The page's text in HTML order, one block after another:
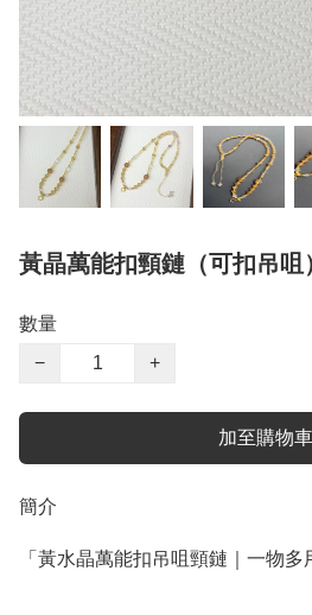
黃晶萬能扣頸鏈（可扣吊咀
數量
−
+
加至購物車
簡介
「黃水晶萬能扣吊咀頸鏈｜一物多